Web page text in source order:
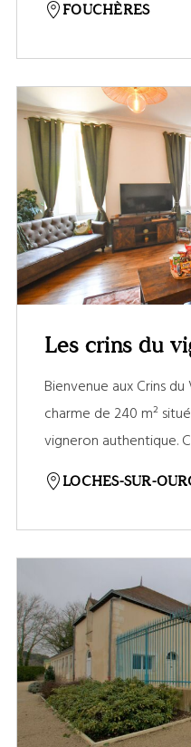
FOUCHÈRES
Les crins du
Bienvenue aux Crins
charme de 240 m²
vigneron authentique.
LOCHES-SUR-